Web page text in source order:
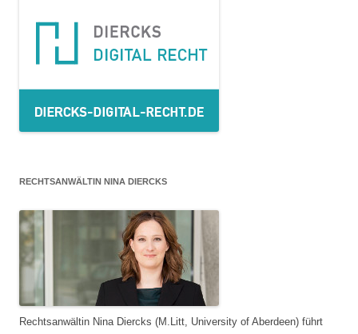
RECHTSANWÄLTIN NINA DIERCKS
Rechtsanwältin Nina Diercks (M.Litt, University of Aberdeen) führt